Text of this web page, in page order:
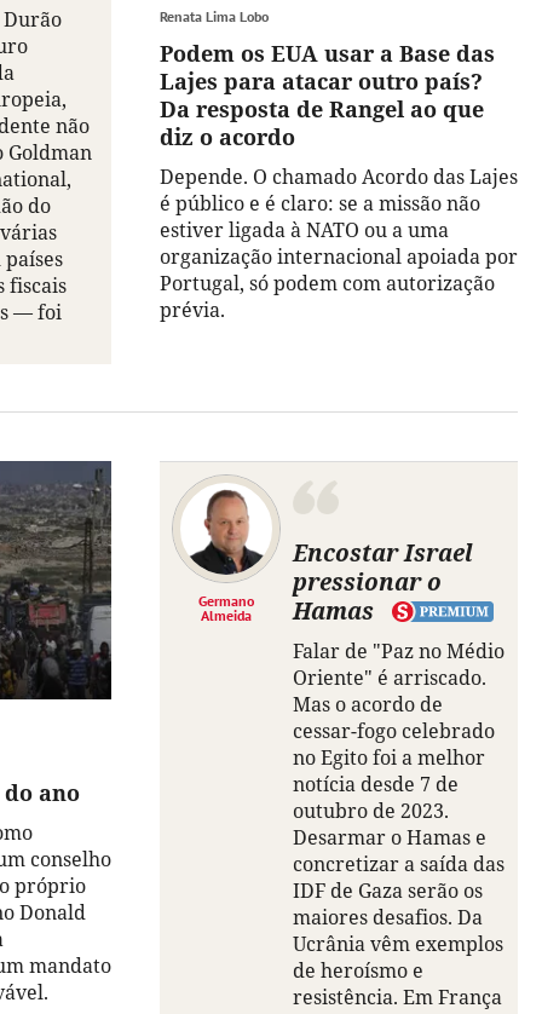
Durão
não
Goldman
do
fiscais
— foi
Renata Lima Lobo
Podem os EUA usar a Base das
Lajes para atacar outro país?
Da resposta de Rangel ao que
diz o acordo
Depende. O chamado Acordo das Lajes
é público e é claro: se a missão não
estiver ligada à NATO ou a uma
organização internacional apoiada por
Portugal, só podem com autorização
prévia.
ano
conselho
próprio
Donald
mandato
Germano
Almeida
Encostar Israel
pressionar o
Hamas
Falar de "Paz no Médio
Oriente" é arriscado.
Mas o acordo de
cessar-fogo celebrado
no Egito foi a melhor
notícia desde 7 de
outubro de 2023.
Desarmar o Hamas e
concretizar a saída das
IDF de Gaza serão os
maiores desafios. Da
Ucrânia vêm exemplos
de heroísmo e
resistência. Em França